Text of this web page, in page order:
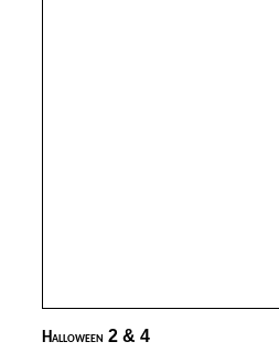
Halloween 2 & 4